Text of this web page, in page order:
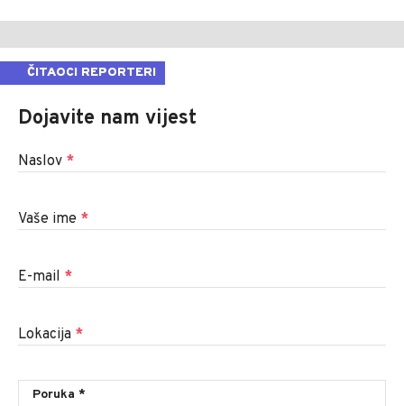
ČITAOCI REPORTERI
Dojavite nam vijest
Naslov *
Vaše ime *
E-mail *
Lokacija *